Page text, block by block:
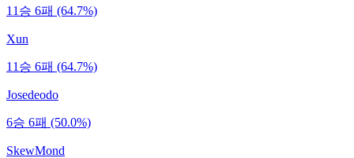
11승 6패 (64.7%)
Xun
11승 6패 (64.7%)
Josedeodo
6승 6패 (50.0%)
SkewMond